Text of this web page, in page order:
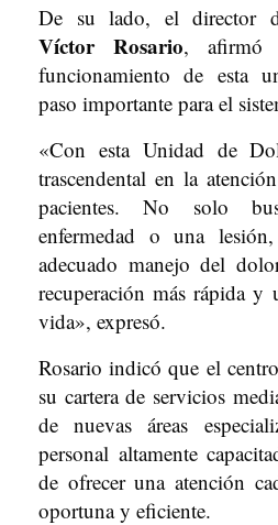
De su lado, el director
Víctor Rosario, afirmó
funcionamiento de esta
paso importante para el
«Con esta Unidad de
trascendental en la
pacientes. No solo
enfermedad o una
adecuado manejo del
recuperación más rápida y
vida», expresó.
Rosario indicó que el
su cartera de servicios
de nuevas áreas
personal altamente
de ofrecer una atención
oportuna y eficiente.